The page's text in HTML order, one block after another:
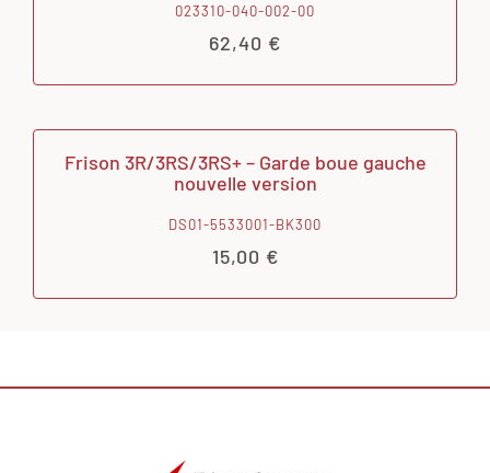
023310-040-002-00
62,40 €
Frison 3R/3RS/3RS+ – Garde boue gauche
nouvelle version
DS01-5533001-BK300
15,00 €